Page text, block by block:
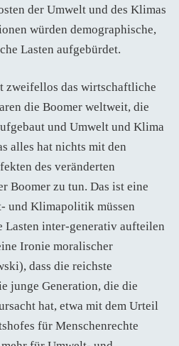
der Umwelt und des Klimas
würden demographische,
Lasten aufgebürdet.
zweifellos das wirtschaftliche
die Boomer weltweit, die
und Umwelt und Klima
alles hat nichts mit den
des veränderten
Boomer zu tun. Das ist eine
und Klimapolitik müssen
Lasten inter-generativ aufteilen
Ironie moralischer
dass die reichste
junge Generation, die die
hat, etwa mit dem Urteil
für Menschenrechte